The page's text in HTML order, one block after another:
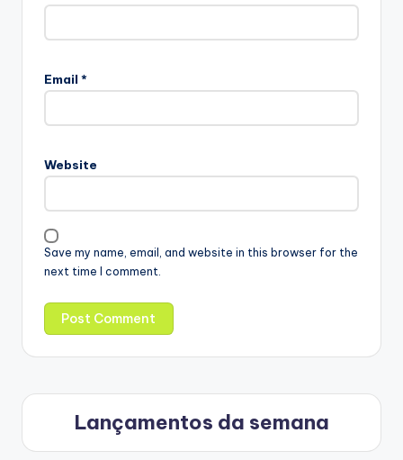
Email *
Website
Save my name, email, and website in this browser for the
next time I comment.
Lançamentos da semana